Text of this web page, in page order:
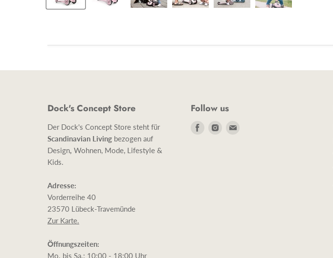
Dock's Concept Store
Der Dock's Concept Store steht für
Scandinavian Living bezogen auf
Design, Wohnen, Mode, Lifestyle &
Kids.
Adresse:
Vorderreihe 40
23570 Lübeck-Travemünde
Zur Karte.
Öffnungszeiten:
Mo. bis Sa.: 10:00 - 18:00 Uhr
Follow us
Finde
Finde